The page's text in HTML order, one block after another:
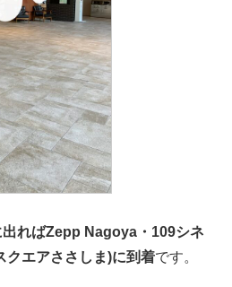
出ればZepp Nagoya・109シネ
クエアささしま)に到着です。